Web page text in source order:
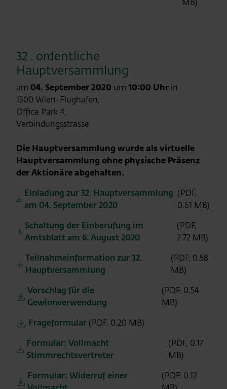
MB)
32 . ordentliche
Hauptversammlung
am 04. September 2020 um 10:00 Uhr in
1300 Wien-Flughafen,
Office Park 4,
Verbindungsstrasse
Die Hauptversammlung wurde als virtuelle
Hauptversammlung ohne physische Präsenz
der Aktionäre abgehalten.
Einladung zur 32. Hauptversammlung
am 04. September 2020
(PDF,
0.61 MB)
Schaltung der Einberufung im
Amtsblatt am 6. August 2020
(PDF,
2.72 MB)
Teilnahmeinformation zur 32.
Hauptversammlung
(PDF, 0.58
MB)
Vorschlag für die
Gewinnverwendung
(PDF, 0.54
MB)
Frageformular (PDF, 0.20 MB)
Formular: Vollmacht
Stimmrechtsvertreter
(PDF, 0.17
MB)
Formular: Widerruf einer
(PDF, 0.12